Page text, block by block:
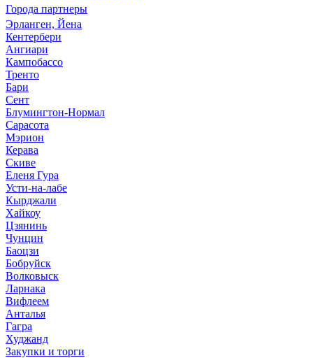
Города партнеры
Эрланген, Йена
Кентербери
Ангиари
Кампобассо
Тренто
Бари
Сент
Блумингтон-Нормал
Сарасота
Мэрион
Керава
Скиве
Еленя Гура
Усти-на-лабе
Кырджали
Хайкоу
Цзянинь
Чунцин
Баоцзи
Бобруйск
Волковыск
Ларнака
Вифлеем
Анталья
Гагра
Худжанд
Закупки и торги